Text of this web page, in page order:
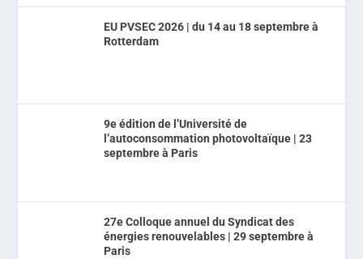
EU PVSEC 2026 | du 14 au 18 septembre à
Rotterdam
9e édition de l’Université de
l’autoconsommation photovoltaïque | 23
septembre à Paris
27e Colloque annuel du Syndicat des
énergies renouvelables | 29 septembre à
Paris